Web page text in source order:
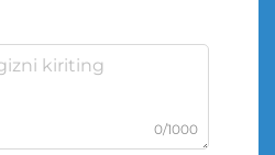
0/1000